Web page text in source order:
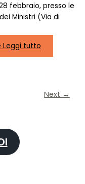
febbraio, presso le
Ministri (Via di
Leggi tutto
Next →